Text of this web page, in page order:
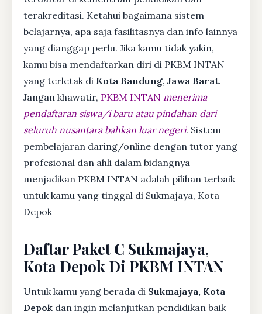
terakreditasi. Ketahui bagaimana sistem
belajarnya, apa saja fasilitasnya dan info lainnya
yang dianggap perlu. Jika kamu tidak yakin,
kamu bisa mendaftarkan diri di PKBM INTAN
yang terletak di Kota Bandung, Jawa Barat.
Jangan khawatir, PKBM INTAN menerima
pendaftaran siswa/i baru atau pindahan dari
seluruh nusantara bahkan luar negeri. Sistem
pembelajaran daring/online dengan tutor yang
profesional dan ahli dalam bidangnya
menjadikan PKBM INTAN adalah pilihan terbaik
untuk kamu yang tinggal di Sukmajaya, Kota
Depok
Daftar Paket C Sukmajaya,
Kota Depok Di PKBM INTAN
Untuk kamu yang berada di Sukmajaya, Kota
Depok dan ingin melanjutkan pendidikan baik